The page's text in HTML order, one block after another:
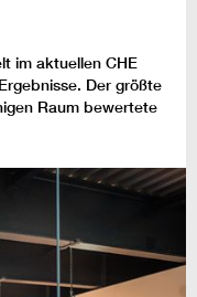
im aktuellen CHE
Der größte
Raum bewertete